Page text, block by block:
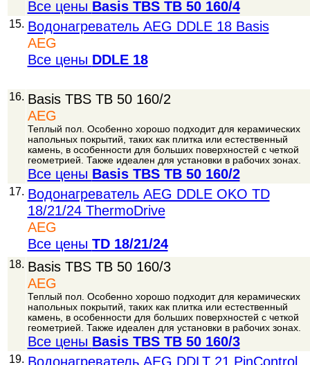
Все цены Basis TBS TB 50 160/4
15. Водонагреватель AEG DDLE 18 Basis
AEG
Все цены DDLE 18
16. Basis TBS TB 50 160/2
AEG
Теплый пол. Особенно хорошо подходит для керамических
напольных покрытий, таких как плитка или естественный
камень, в особенности для больших поверхностей с четкой
геометрией. Также идеален для установки в рабочих зонах.
Все цены Basis TBS TB 50 160/2
17. Водонагреватель AEG DDLE OKO TD
18/21/24 ThermoDrive
AEG
Все цены TD 18/21/24
18. Basis TBS TB 50 160/3
AEG
Теплый пол. Особенно хорошо подходит для керамических
напольных покрытий, таких как плитка или естественный
камень, в особенности для больших поверхностей с четкой
геометрией. Также идеален для установки в рабочих зонах.
Все цены Basis TBS TB 50 160/3
19. Водонагреватель AEG DDLT 21 PinControl